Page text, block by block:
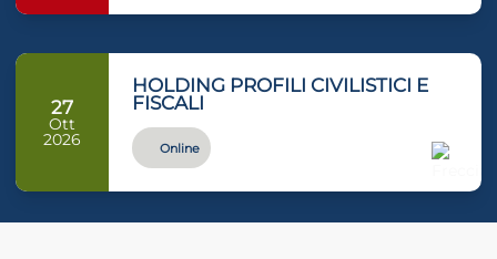
27
Ott
2026
HOLDING PROFILI CIVILISTICI E
FISCALI
Online